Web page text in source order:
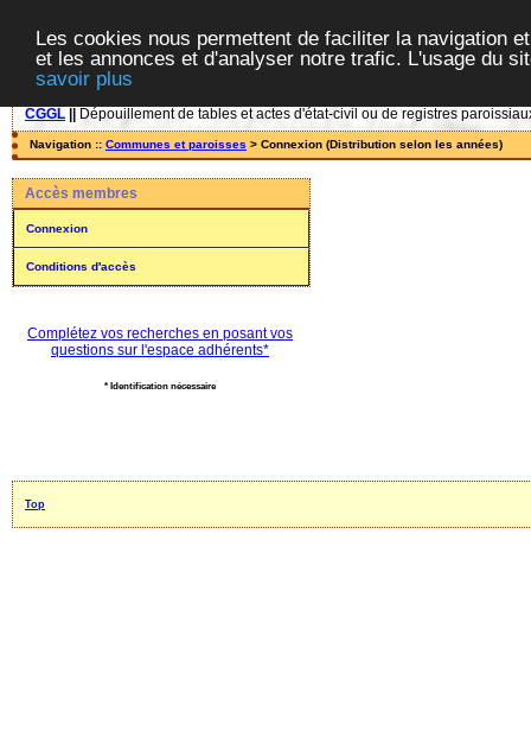
Les cookies nous permettent de faciliter la navigation
et les annonces et d'analyser notre trafic. L'usage du
savoir plus
CGGL Dépouillement de tables et actes d'état-civil ou de registres
Navigation :: Communes et paroisses > Connexion (Distribution selon les années)
Accès membres
Connexion
Conditions d'accès
Complétez vos recherches en posant vos
questions sur l'espace adhérents*
* Identification nécessaire
Top